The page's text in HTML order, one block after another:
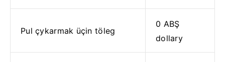
Pul çykarmak üçin töleg
0 ABŞ
dollary